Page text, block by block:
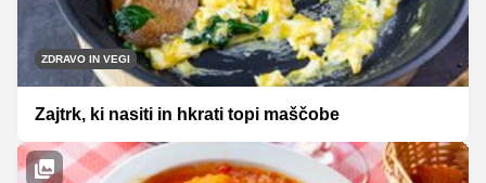
ZDRAVO IN VEGI
Zajtrk, ki nasiti in hkrati topi maščobe